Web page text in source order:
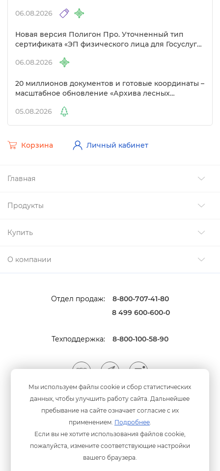
Мы используем файлы cookie и сбор статистических
данных, чтобы улучшить работу сайта. Дальнейшее
пребывание на сайте означает согласие с их
применением. Подробнее.
Если вы не хотите использования файлов cookie,
пожалуйста, измените соответствующие настройки
ашего браузера.
06.08.2026
Новая версия Полигон Про. Уточненный тип
сертификата «ЭП физического лица для Госуслуг»
06.08.2026
20 миллионов документов и готовые координаты –
масштабное обновление «Архива лесных
05.08.2026
Главная
Продукты
Купить
О компании
Корзина Личный кабинет
Политика конфиденциальности
Отдел продаж:
8-800-707-41-80
8 499 600-600-0
Техподдержка: 8-800-100-58-90
Мы принимаем оплату
анковскими картами